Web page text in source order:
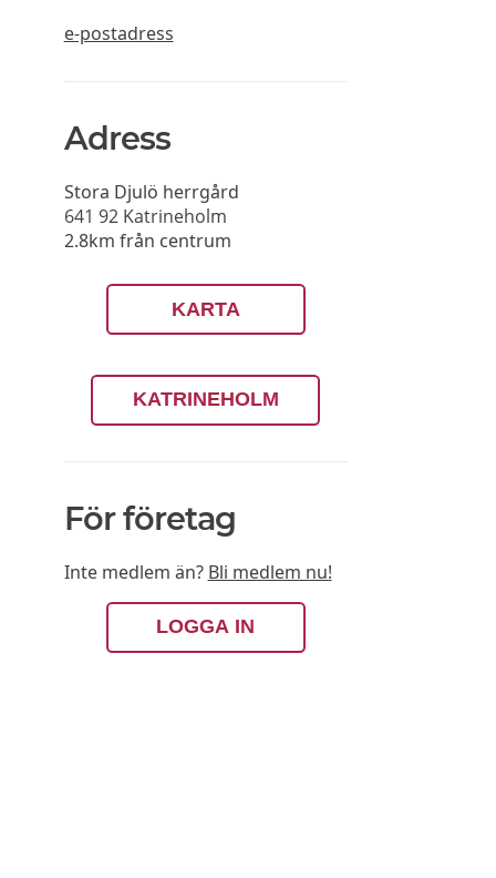
e-postadress
Adress
Stora Djulö herrgård
641 92 Katrineholm
2.8km från centrum
KARTA
KATRINEHOLM
För företag
Inte medlem än? Bli medlem nu!
LOGGA IN